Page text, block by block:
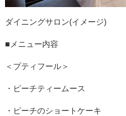
ダイニングサロン(イメージ)
■メニュー内容
＜プティフール＞
・ピーチティームース
・ピーチのショートケーキ